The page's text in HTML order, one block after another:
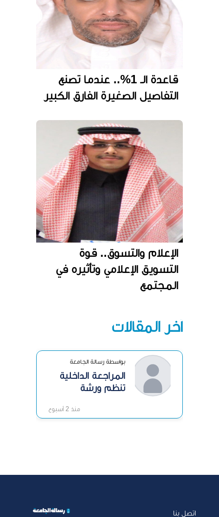
قاعدة الـ 1%.. عندما تصنع
التفاصيل الصغيرة الفارق الكبير
الإعلام والتسوق.. قوة
التسويق الإعلامي وتأثيره في
المجتمع
آخر المقالات
بواسطة رسالة الجامعة
المراجعة الداخلية
تنظم ورشة
منذ 2 أسبوع
اتصل بنا